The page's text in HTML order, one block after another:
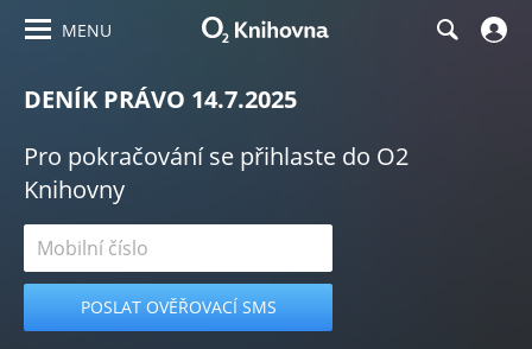
MENU
DENÍK PRÁVO 14.7.2025
Pro pokračování se přihlaste do O2
Knihovny